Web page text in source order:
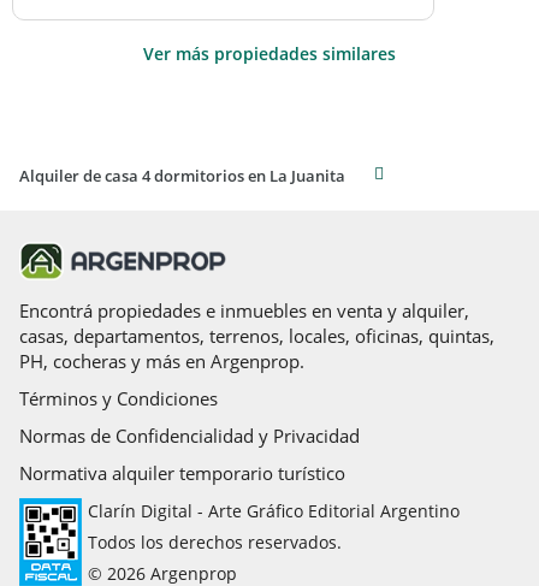
Ver más propiedades similares
Alquiler de casa 4 dormitorios en La Juanita
Encontrá propiedades e inmuebles en venta y alquiler,
casas, departamentos, terrenos, locales, oficinas, quintas,
PH, cocheras y más en Argenprop.
Términos y Condiciones
Normas de Confidencialidad y Privacidad
Normativa alquiler temporario turístico
Clarín Digital - Arte Gráfico Editorial Argentino
Todos los derechos reservados.
© 2026 Argenprop